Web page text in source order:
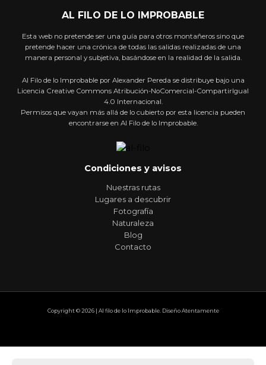
AL FILO DE LO IMPROBABLE
Esta web no pretende ser una guía para otros montañeros sino que
pretende hacer una crónica de todas las salidas realizadas de una
manera personal y subjetiva, basándose en la realidad de la salida.
Al Filo de lo Improbable por Alexander Pereda se distribuye bajo una
Licencia Creative Commons Atribución-NoComercial-CompartirIgual
4.0 Internacional.
Permisos que vayan más allá de lo cubierto por esta licencia pueden
encontrarse en Al Filo de lo Improbable.
Condiciones y avisos
Nuestras rutas
Lugares a descubrir
Fotografía
Naturaleza
Blog
Contacto
Copyright © 2026 | Al filo de lo Improbable. Diseño Atentamente